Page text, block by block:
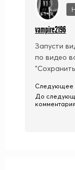
vampire2196
Запусти
по видео
Следующее
До
комментария